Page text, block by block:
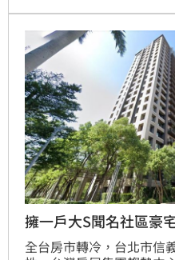
女心智成熟且穩定就業後
芋。（陳韋帆）
擁一戶大S聞名社區
全台房市轉冷，台北市信